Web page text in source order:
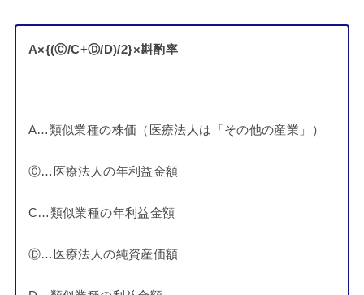
A×{(Ⓒ/C+Ⓓ/D)/2}×斟酌率
A…類似業種の株価（医療法人は「その他の産業」）
Ⓒ…医療法人の年利益金額
C…類似業種の年利益金額
Ⓓ…医療法人の純資産価額